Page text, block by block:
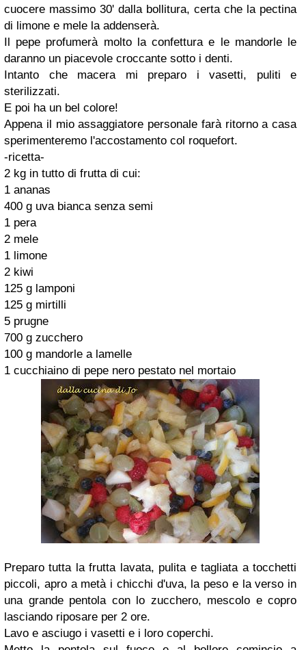
cuocere massimo 30' dalla bollitura, certa che la pectina
di limone e mele la addenserà.
Il pepe profumerà molto la confettura e le mandorle le
daranno un piacevole croccante sotto i denti.
Intanto che macera mi preparo i vasetti, puliti e
sterilizzati.
E poi ha un bel colore!
Appena il mio assaggiatore personale farà ritorno a casa
sperimenteremo l'accostamento col roquefort.
-ricetta-
2 kg in tutto di frutta di cui:
1 ananas
400 g uva bianca senza semi
1 pera
2 mele
1 limone
2 kiwi
125 g lamponi
125 g mirtilli
5 prugne
700 g zucchero
100 g mandorle a lamelle
1 cucchiaino di pepe nero pestato nel mortaio
Preparo tutta la frutta lavata, pulita e tagliata a tocchetti
piccoli, apro a metà i chicchi d'uva, la peso e la verso in
una grande pentola con lo zucchero, mescolo e copro
lasciando riposare per 2 ore.
Lavo e asciugo i vasetti e i loro coperchi.